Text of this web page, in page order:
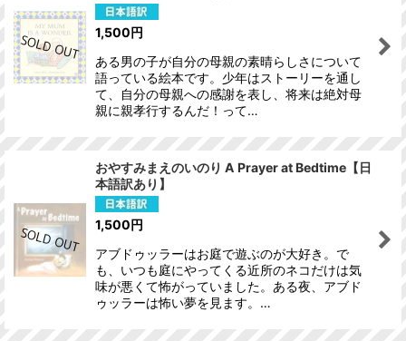
1,500円
ある男の子が自分の母親の素晴らしさについて
語っている絵本です。少年はストーリーを通し
て、自分の母親への感謝を表し、将来は絶対母
親に親孝行するんだ！って…
おやすみまえのいのり A Prayer at Bedtime【日
本語訳あり】
1,500円
アブドゥッラーはお庭で遊ぶのが大好き。で
も、いつも庭にやってくる近所のネコだけは気
味が悪くて怖がっていました。ある夜、アブド
ゥッラーは怖い夢を見ます。…